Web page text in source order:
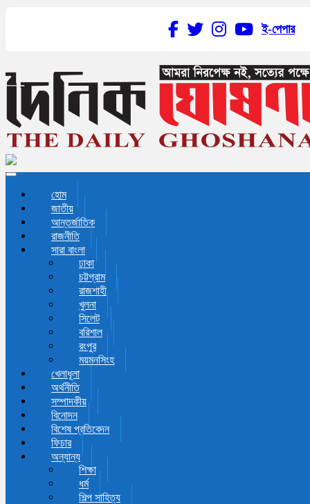
ই-পেপার
Toggle navigation
হোম
জাতীয়
আন্তর্জাতিক
রাজনীতি
সারা বাংলা
ঢাকা
চট্টগ্রাম
রাজশাহী
খুলনা
সিলেট
বরিশাল
রংপুর
ময়মনসিংহ
খেলাধূলা
অর্থনীতি
সম্পাদকীয়
বিনোদন
বিশেষ প্রতিবেদন
ফিচার
অন্যান্য
শিক্ষা
ধর্ম
শিল্প সাহিত্য